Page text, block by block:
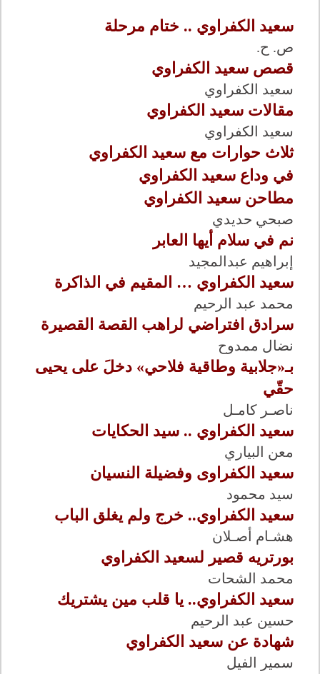
سعيد الكفراوي .. ختام مرحلة
ص. ح.
قصص سعيد الكفراوي
سعيد الكفراوي
مقالات سعيد الكفراوي
سعيد الكفراوي
ثلاث حوارات مع سعيد الكفراوي
في وداع سعيد الكفراوي
مطاحن سعيد الكفراوي
صبحي حديدي
نم في سلام أيها العابر
إبراهيم عبدالمجيد
سعيد الكفراوي … المقيم في الذاكرة
محمد عبد الرحيم
سرادق افتراضي لراهب القصة القصيرة
نضال ممدوح
بـ«جلابية وطاقية فلاحي» دخلَ على يحيى
حقّي
ناصـر كامـل
سعيد الكفراوي .. سيد الحكايات
معن البياري
سعيد الكفراوى وفضيلة النسيان
سيد محمود
سعيد الكفراوي.. خرج ولم يغلق الباب
هشـام أصـلان
بورتريه قصير لسعيد الكفراوي
محمد الشحات
سعيد الكفراوي.. يا قلب مين يشتريك
حسين عبد الرحيم
شهادة عن سعيد الكفراوي
سمير الفيل